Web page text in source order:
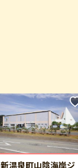
新温泉町山陰海岸ジ